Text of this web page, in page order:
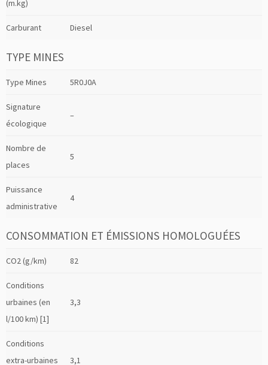
(m.kg)
Carburant Diesel
TYPE MINES
Type Mines 5R0J0A
Signature
écologique
–
Nombre de
places
5
Puissance
administrative
4
CONSOMMATION ET ÉMISSIONS HOMOLOGUÉES
CO2 (g/km) 82
Conditions
urbaines (en
l/100 km) [1]
3,3
Conditions
extra-urbaines
3,1